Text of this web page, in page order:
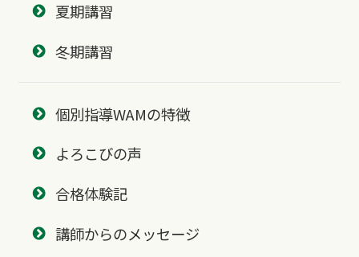
夏期講習
冬期講習
個別指導WAMの特徴
よろこびの声
合格体験記
講師からのメッセージ